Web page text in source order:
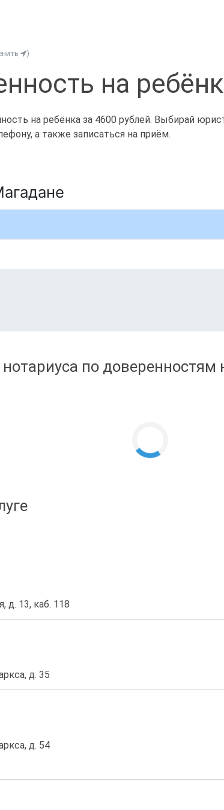
)
на
на ребёнка за 4600 рублей. Выбирай
а также записаться на приём.
по доверенностям
д. 13, каб. 118
д. 35
д. 54